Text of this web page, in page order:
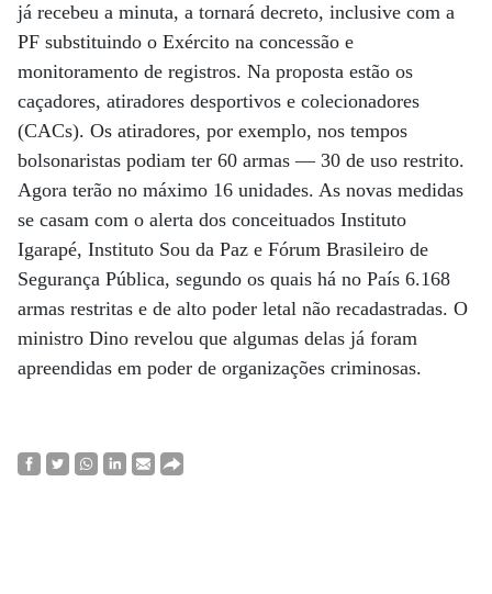
já recebeu a minuta, a tornará decreto, inclusive com a
PF substituindo o Exército na concessão e
monitoramento de registros. Na proposta estão os
caçadores, atiradores desportivos e colecionadores
(CACs). Os atiradores, por exemplo, nos tempos
bolsonaristas podiam ter 60 armas — 30 de uso restrito.
Agora terão no máximo 16 unidades. As novas medidas
se casam com o alerta dos conceituados Instituto
Igarapé, Instituto Sou da Paz e Fórum Brasileiro de
Segurança Pública, segundo os quais há no País 6.168
armas restritas e de alto poder letal não recadastradas. O
ministro Dino revelou que algumas delas já foram
apreendidas em poder de organizações criminosas.